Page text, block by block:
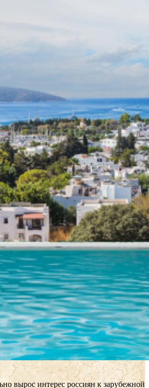
вырос интерес россиян к зарубежной